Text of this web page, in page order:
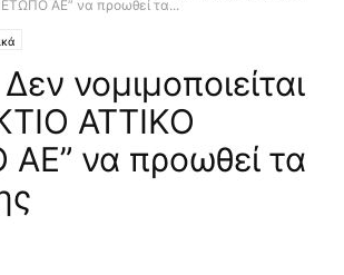
ΑΕ” να προωθεί τα...
νομιμοποιείται
ΑΤΤΙΚΟ
να προωθεί τα